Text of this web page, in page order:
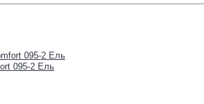
095-2 Ель